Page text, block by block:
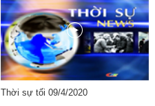
Thời sự tối 09/4/2020